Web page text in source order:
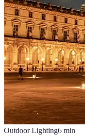
Outdoor Lighting6 min